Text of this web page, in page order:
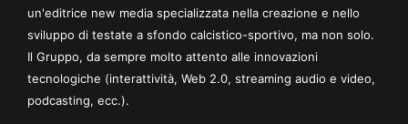
un'editrice new media specializzata nella creazione e nello
sviluppo di testate a sfondo calcistico-sportivo, ma non solo.
Il Gruppo, da sempre molto attento alle innovazioni
tecnologiche (interattività, Web 2.0, streaming audio e video,
podcasting, ecc.).